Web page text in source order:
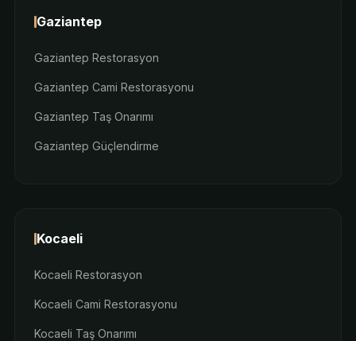
Gaziantep
Gaziantep Restorasyon
Gaziantep Cami Restorasyonu
Gaziantep Taş Onarımı
Gaziantep Güçlendirme
Kocaeli
Kocaeli Restorasyon
Kocaeli Cami Restorasyonu
Kocaeli Taş Onarımı